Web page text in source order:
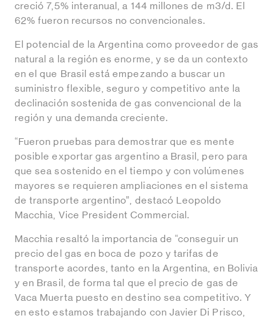
creció 7,5% interanual, a 144 millones de m3/d. El
62% fueron recursos no convencionales.
El potencial de la Argentina como proveedor de gas
natural a la región es enorme, y se da un contexto
en el que Brasil está empezando a buscar un
suministro flexible, seguro y competitivo ante la
declinación sostenida de gas convencional de la
región y una demanda creciente.
“Fueron pruebas para demostrar que es mente
posible exportar gas argentino a Brasil, pero para
que sea sostenido en el tiempo y con volúmenes
mayores se requieren ampliaciones en el sistema
de transporte argentino”, destacó Leopoldo
Macchia, Vice President Commercial.
Macchia resaltó la importancia de “conseguir un
precio del gas en boca de pozo y tarifas de
transporte acordes, tanto en la Argentina, en Bolivia
y en Brasil, de forma tal que el precio de gas de
Vaca Muerta puesto en destino sea competitivo. Y
en esto estamos trabajando con Javier Di Prisco,